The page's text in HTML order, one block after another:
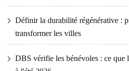
Définir la durabilité régénérative :
transformer les villes
DBS vérifie les bénévoles : ce que